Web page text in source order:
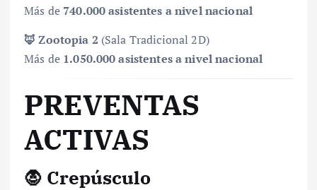
Más de 740.000 asistentes a nivel nacional
🦊 Zootopia 2 (Sala Tradicional 2D)
Más de 1.050.000 asistentes a nivel nacional
PREVENTAS
ACTIVAS
🧛 Crepúsculo